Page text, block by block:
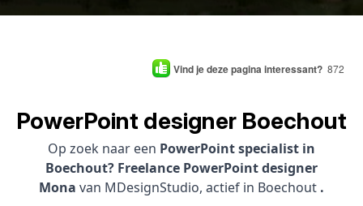
Vind je deze pagina interessant? 872
PowerPoint designer Boechout
Op zoek naar een PowerPoint specialist in
Boechout? Freelance PowerPoint designer
Mona van MDesignStudio, actief in Boechout .